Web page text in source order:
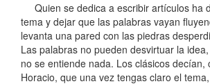
Quien se dedica a escribir artículos ha
tema y dejar que las palabras vayan
levanta una pared con las piedras
Las palabras no pueden desvirtuar la
no se entiende nada. Los clásicos decían,
Horacio, que una vez tengas claro el